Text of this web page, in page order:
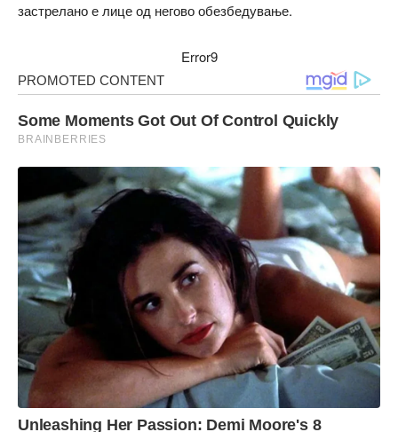
застрелано е лице од негово обезбедување.
Error9